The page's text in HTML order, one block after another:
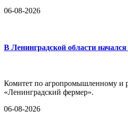
06-08-2026
В Ленинградской области
Комитет по агропромышленному и
«Ленинградский фермер».
06-08-2026